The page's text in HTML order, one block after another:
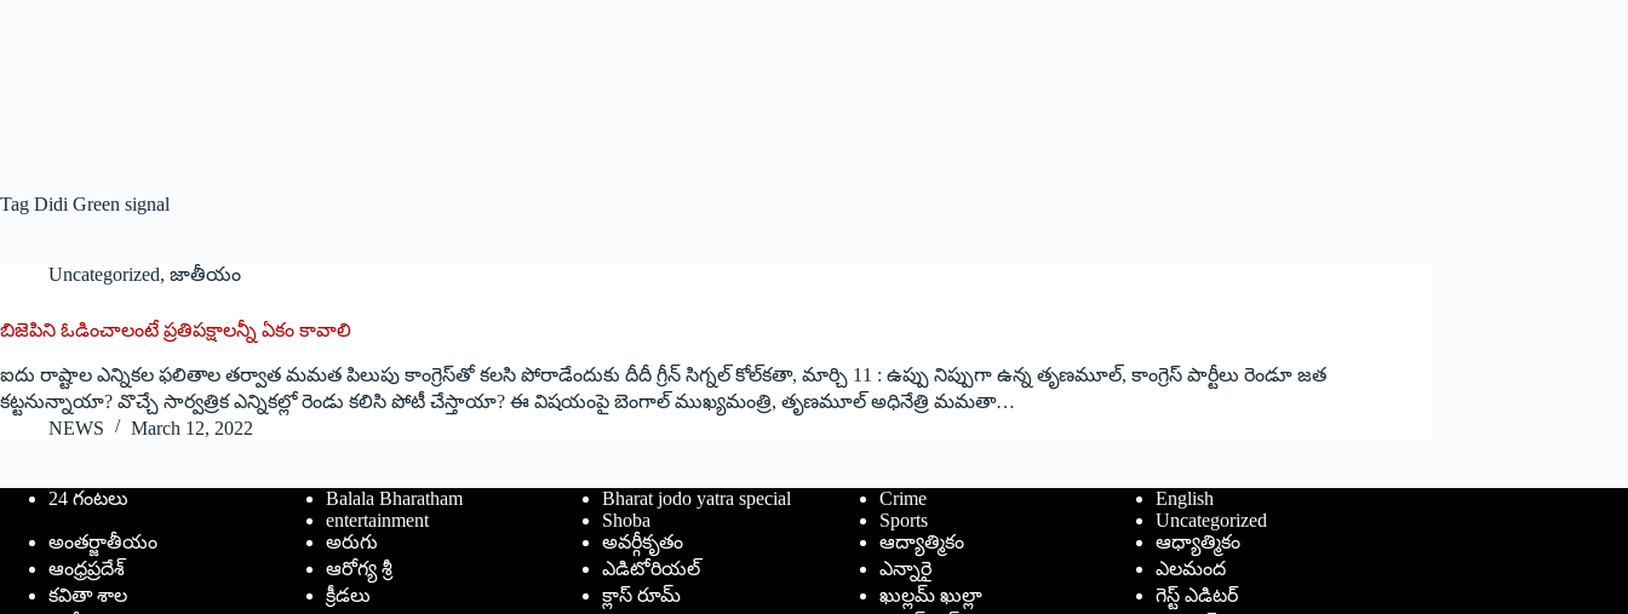
Tag Didi Green signal
Uncategorized, జాతీయం
బిజెపిని ఓడించాలంటే ప్రతిపక్షాలన్నీ ఏకం కావాలి
ఐదు రాష్టాల ఎన్నికల ఫలితాల తర్వాత మమత పిలుపు కాంగ్రెస్‌తో కలసి పోరాడేందుకు దీదీ గ్రీన్‌ ‌సిగ్నల్‌ ‌కోల్‌కతా, మార్చి 11 : ఉప్పు నిప్పుగా ఉన్న తృణమూల్‌, ‌కాంగ్రెస్‌ ‌పార్టీలు రెండూ జత
కట్టనున్నాయా? వొచ్చే సార్వత్రిక ఎన్నికల్లో రెండు కలిసి పోటీ చేస్తాయా? ఈ విషయంపై బెంగాల్‌ ‌ముఖ్యమంత్రి, తృణమూల్‌ అధినేత్రి మమతా…
NEWS
March 12, 2022
24 గంటలు Balala Bharatham Bharat jodo yatra special Crime
English
entertainment
Shoba Sports
Uncategorized
అంతర్జాతీయం
అరుగు అవర్గీకృతం ఆద్యాత్మికం
ఆధ్యాత్మికం
ఆంధ్రప్రదేశ్
ఆరోగ్య శ్రీ ఎడిటోరియల్ ఎన్నారై
ఎలమంద
కవితా శాల
క్రీడలు క్లాస్ రూమ్ ఖుల్లమ్ ఖుల్లా
గెస్ట్ ఎడిటర్